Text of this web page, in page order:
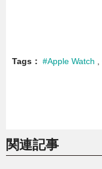
Tags #Apple Watch
関連記事